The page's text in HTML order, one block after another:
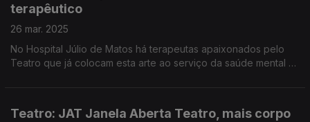
terapêutico
26 mar. 2025
No Hospital Júlio de Matos há terapeutas apaixonados pelo
Teatro que já colocam esta arte ao serviço da saúde mental há
Teatro: JAT Janela Aberta Teatro, mais corpo